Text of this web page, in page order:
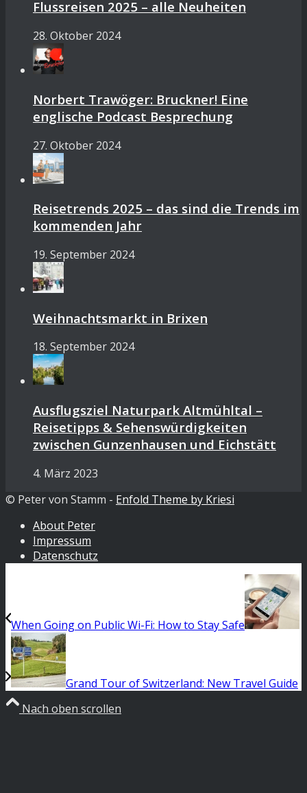
Flussreisen 2025 – alle Neuheiten
28. Oktober 2024
Norbert Trawöger: Bruckner! Eine
englische Podcast Besprechung
27. Oktober 2024
Reisetrends 2025 – das sind die Trends im
kommenden Jahr
19. September 2024
Weihnachtsmarkt in Brixen
18. September 2024
Ausflugsziel Naturpark Altmühltal –
Reisetipps & Sehenswürdigkeiten
zwischen Gunzenhausen und Eichstätt
4. März 2023
© Peter von Stamm - Enfold Theme by Kriesi
About Peter
Impressum
Datenschutz
When Going on Public Wi-Fi: How to Stay Safe
Grand Tour of Switzerland: New Travel Guide
Nach oben scrollen